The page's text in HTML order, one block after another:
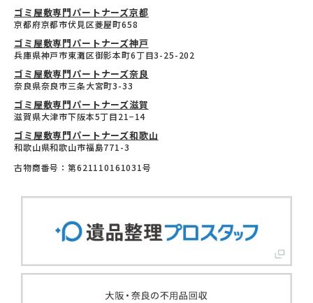
ゴミ屋敷専門パートナーズ京都
京都府京都市伏見区菱屋町658
ゴミ屋敷専門パートナーズ神戸
兵庫県神戸市東灘区御影本町6丁目3-25-202
ゴミ屋敷専門パートナーズ奈良
奈良県奈良市三条大宮町3-33
ゴミ屋敷専門パートナーズ滋賀
滋賀県大津市下阪本5丁目21−14
ゴミ屋敷専門パートナーズ和歌山
和歌山県和歌山市福島771-3
古物商番号：第621110161031号